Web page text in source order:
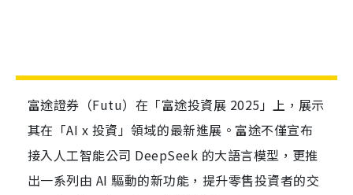
富途證券（Futu）在「富途投資展 2025」上，展示
其在「AI x 投資」領域的最新進展。富途不僅宣布
接入人工智能公司 DeepSeek 的大語言模型，更推
出一系列由 AI 驅動的新功能，提升零售投資者的交